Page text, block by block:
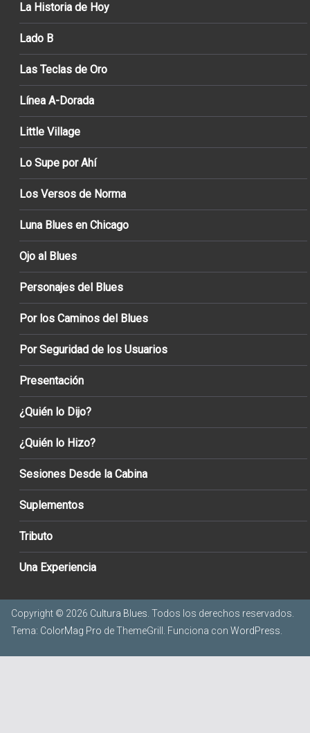
La Historia de Hoy
Lado B
Las Teclas de Oro
Línea A-Dorada
Little Village
Lo Supe por Ahí
Los Versos de Norma
Luna Blues en Chicago
Ojo al Blues
Personajes del Blues
Por los Caminos del Blues
Por Seguridad de los Usuarios
Presentación
¿Quién lo Dijo?
¿Quién lo Hizo?
Sesiones Desde la Cabina
Suplementos
Tributo
Una Experiencia
Copyright © 2026 Cultura Blues . Todos los derechos reservados.
Tema: ColorMag Pro de ThemeGrill. Funciona con WordPress